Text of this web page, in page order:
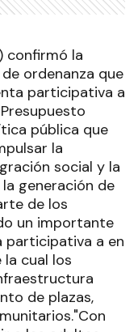
confirmó la
ordenanza que
participativa a
pública que
la
social y la
generación de
de los
un importante
a en
cual los
de plazas,